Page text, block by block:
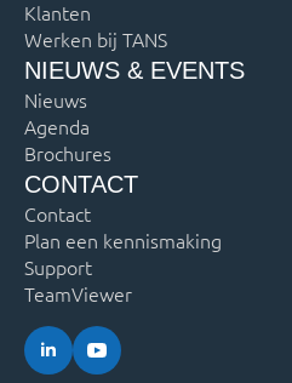
Klanten
Werken bij TANS
NIEUWS & EVENTS
Nieuws
Agenda
Brochures
CONTACT
Contact
Plan een kennismaking
Support
TeamViewer